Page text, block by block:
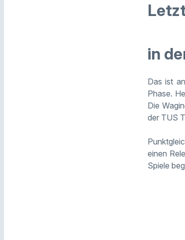
in
Das ist
Phase.
Die
der TUS
einen
Spiele